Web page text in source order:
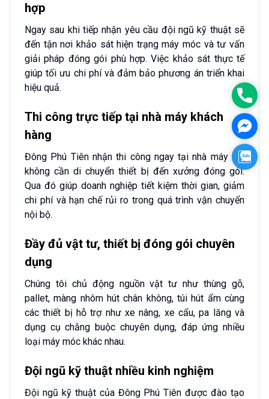
hợp
Ngay sau khi tiếp nhận yêu cầu đội ngũ kỹ thuật sẽ
đến tận nơi khảo sát hiện trạng máy móc và tư vấn
giải pháp đóng gói phù hợp. Việc khảo sát thực tế
giúp tối ưu chi phí và đảm bảo phương án triển khai
hiệu quả.
Thi công trực tiếp tại nhà máy khách
hàng
Đông Phú Tiên nhận thi công ngay tại nhà máy mà
không cần di chuyển thiết bị đến xưởng đóng gói.
Qua đó giúp doanh nghiệp tiết kiệm thời gian, giảm
chi phí và hạn chế rủi ro trong quá trình vận chuyển
nội bộ.
Đầy đủ vật tư, thiết bị đóng gói chuyên
dụng
Chúng tôi chủ động nguồn vật tư như thùng gỗ,
pallet, màng nhôm hút chân không, túi hút ẩm cùng
các thiết bị hỗ trợ như xe nâng, xe cẩu, pa lăng và
dụng cụ chằng buộc chuyên dụng, đáp ứng nhiều
loại máy móc khác nhau.
Đội ngũ kỹ thuật nhiều kinh nghiệm
Đội ngũ kỹ thuật của Đông Phú Tiên được đào tạo
Zalo